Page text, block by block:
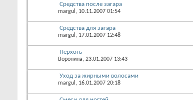
Средства после загара
margul , 10.11.2007 01:54
Средства для загара
margul , 17.01.2007 12:48
Перхоть
Воронина, 23.01.2007 13:43
Уход за жирными волосами
margul , 16.01.2007 20:18